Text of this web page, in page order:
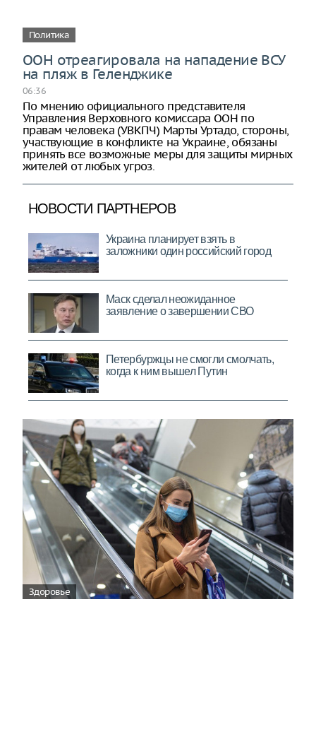
Политика
ООН отреагировала на нападение ВСУ
на пляж в Геленджике
06:36
По мнению официального представителя
Управления Верховного комиссара ООН по
правам человека (УВКПЧ) Марты Уртадо, стороны,
участвующие в конфликте на Украине, обязаны
принять все возможные меры для защиты мирных
жителей от любых угроз.
Здоровье